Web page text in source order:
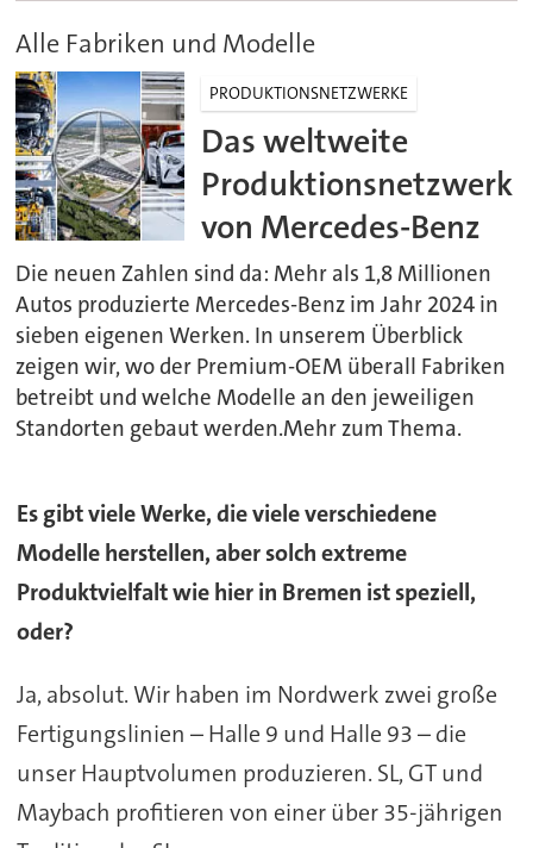
Alle Fabriken und Modelle
PRODUKTIONSNETZWERKE
Das weltweite
Produktionsnetzwerk
von Mercedes-Benz
Die neuen Zahlen sind da: Mehr als 1,8 Millionen
Autos produzierte Mercedes-Benz im Jahr 2024 in
sieben eigenen Werken. In unserem Überblick
zeigen wir, wo der Premium-OEM überall Fabriken
betreibt und welche Modelle an den jeweiligen
Standorten gebaut werden.Mehr zum Thema.
Es gibt viele Werke, die viele verschiedene
Modelle herstellen, aber solch extreme
Produktvielfalt wie hier in Bremen ist speziell,
oder?
Ja, absolut. Wir haben im Nordwerk zwei große
Fertigungslinien – Halle 9 und Halle 93 – die
unser Hauptvolumen produzieren. SL, GT und
Maybach profitieren von einer über 35-jährigen